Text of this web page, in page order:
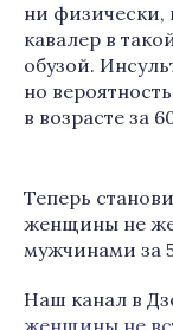
ни физически,
кавалер в
обузой.
но
в возрасте за
Теперь
женщины не
мужчинами за
Наш канал в
женщины не